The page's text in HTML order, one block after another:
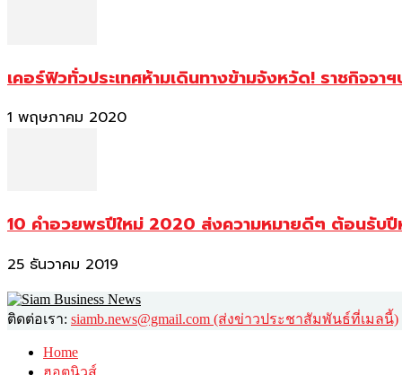
เคอร์ฟิวทั่วประเทศห้ามเดินทางข้ามจังหวัด! ราชกิจจา
1 พฤษภาคม 2020
10 คำอวยพรปีใหม่ 2020 ส่งความหมายดีๆ ต้อนรับ
25 ธันวาคม 2019
ติดต่อเรา: siamb.news@gmail.com (ส่งข่าวประชาสัมพันธ์ที่เมลนี้)
Home
ฮอตนิวส์